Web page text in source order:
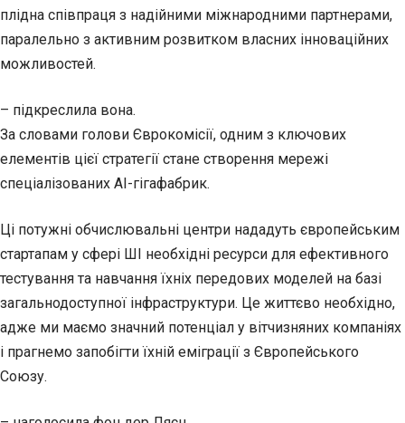
плідна співпраця з надійними міжнародними партнерами,
паралельно з активним розвитком власних інноваційних
можливостей.
– підкреслила вона.
За словами голови Єврокомісії, одним з ключових
елементів цієї стратегії стане створення мережі
спеціалізованих AI-гігафабрик.
Ці потужні обчислювальні центри нададуть європейським
стартапам у сфері ШІ необхідні ресурси для ефективного
тестування та навчання їхніх передових моделей на базі
загальнодоступної інфраструктури. Це життєво необхідно,
адже ми маємо значний потенціал у вітчизняних компаніях
і прагнемо запобігти їхній еміграції з Європейського
Союзу.